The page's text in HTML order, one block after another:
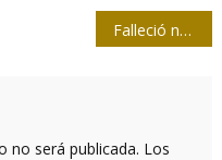
Falleció nuestro colega Alberto Rodríguez Fernández
no será publicada. Los